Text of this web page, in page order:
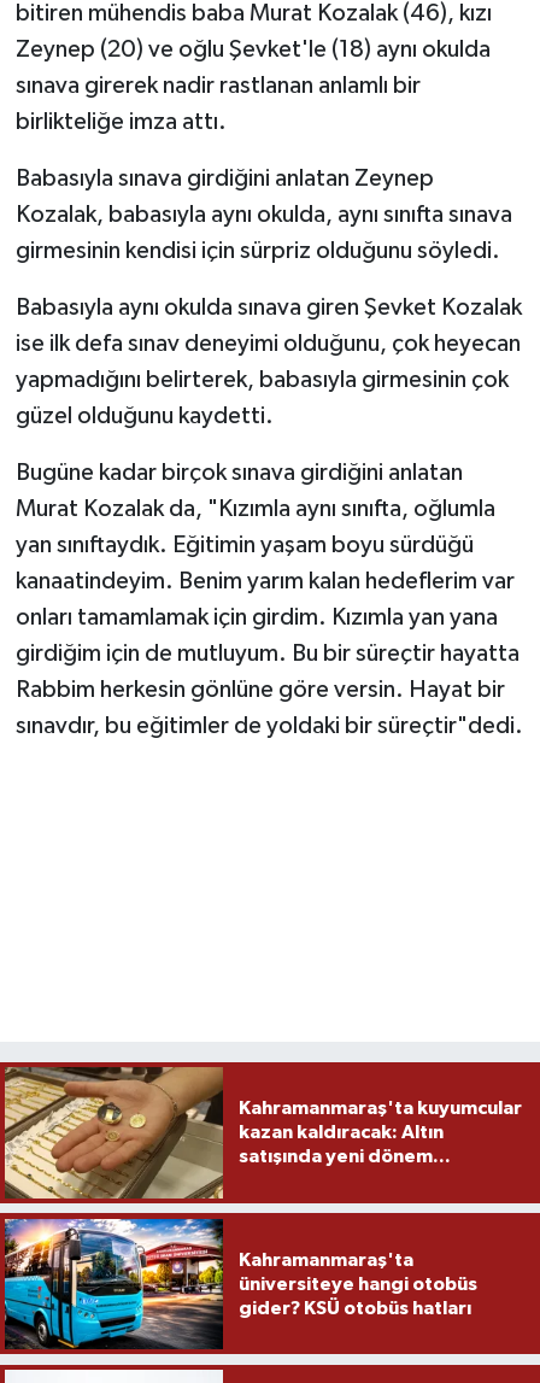
bitiren mühendis baba Murat Kozalak (46), kızı
Zeynep (20) ve oğlu Şevket'le (18) aynı okulda
sınava girerek nadir rastlanan anlamlı bir
birlikteliğe imza attı.
Babasıyla sınava girdiğini anlatan Zeynep
Kozalak, babasıyla aynı okulda, aynı sınıfta sınava
girmesinin kendisi için sürpriz olduğunu söyledi.
Babasıyla aynı okulda sınava giren Şevket Kozalak
ise ilk defa sınav deneyimi olduğunu, çok heyecan
yapmadığını belirterek, babasıyla girmesinin çok
güzel olduğunu kaydetti.
Bugüne kadar birçok sınava girdiğini anlatan
Murat Kozalak da, "Kızımla aynı sınıfta, oğlumla
yan sınıftaydık. Eğitimin yaşam boyu sürdüğü
kanaatindeyim. Benim yarım kalan hedeflerim var
onları tamamlamak için girdim. Kızımla yan yana
girdiğim için de mutluyum. Bu bir süreçtir hayatta
Rabbim herkesin gönlüne göre versin. Hayat bir
sınavdır, bu eğitimler de yoldaki bir süreçtir"dedi.
Kahramanmaraş'ta kuyumcular
kazan kaldıracak: Altın
satışında yeni dönem...
Kahramanmaraş'ta
üniversiteye hangi otobüs
gider? KSÜ otobüs hatları
YAŞAM
KÜLTÜR SANAT